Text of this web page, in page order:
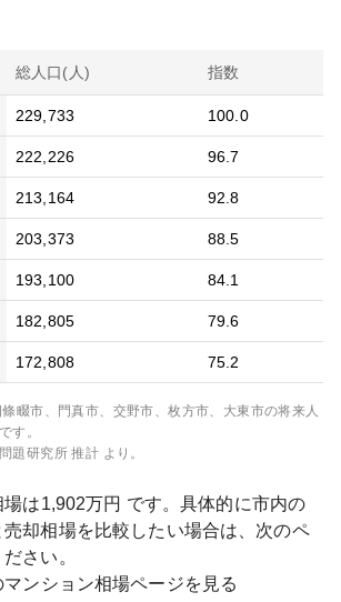
総人口(人) 指数
229,733 100.0
222,226 96.7
213,164 92.8
203,373 88.5
193,100 84.1
182,805 79.6
172,808 75.2
條畷市、門真市、交野市、枚方市、大東市の将来人
す。
題研究所 推計 より。
場は1,902万円 です。具体的に市内の
却相場を比較したい場合は、次のペ
さい。
マンション相場ページを見る